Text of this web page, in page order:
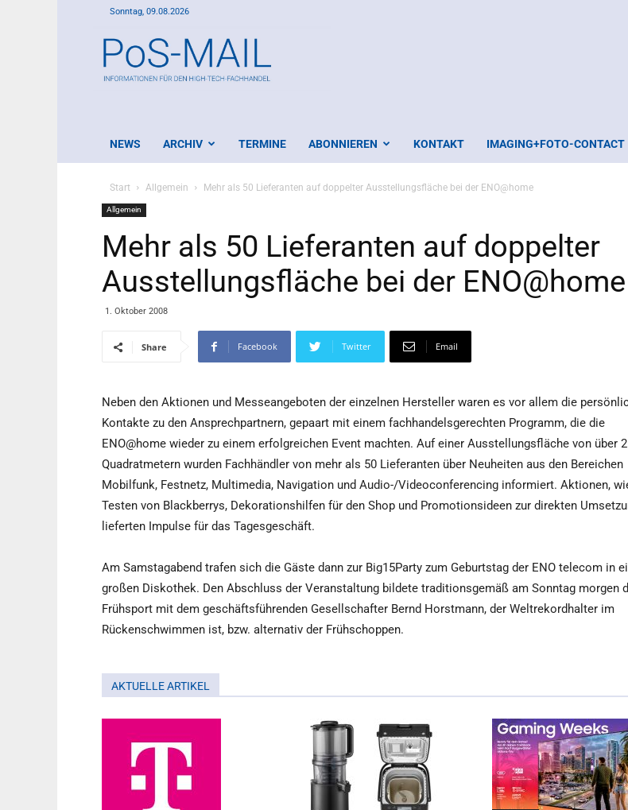
Sonntag, 09.08.2026
Mail
NEWS ARCHIV TERMINE ABONNIEREN KONTAKT IMAGING+FOTO-CONTACT
Start Allgemein Mehr als 50 Lieferanten auf doppelter Ausstellungsfläche bei der ENO@home
Allgemein
Mehr als 50 Lieferanten auf doppelter
Ausstellungsfläche bei der ENO@home
1. Oktober 2008
Share Facebook Twitter Email
Neben den Aktionen und Messeangeboten der einzelnen Hersteller waren es vor allem die
Kontakte zu den Ansprechpartnern, gepaart mit einem fachhandelsgerechten Programm, die die
ENO@home wieder zu einem erfolgreichen Event machten. Auf einer Ausstellungsfläche von über
Quadratmetern wurden Fachhändler von mehr als 50 Lieferanten über Neuheiten aus den Bereichen
Mobilfunk, Festnetz, Multimedia, Navigation und Audio-/Videoconferencing informiert. Aktionen,
Testen von Blackberrys, Dekorationshilfen für den Shop und Promotionsideen zur direkten
lieferten Impulse für das Tagesgeschäft.
Am Samstagabend trafen sich die Gäste dann zur Big15Party zum Geburtstag der ENO telecom in
großen Diskothek. Den Abschluss der Veranstaltung bildete traditionsgemäß am Sonntag morgen
Frühsport mit dem geschäftsführenden Gesellschafter Bernd Horstmann, der Weltrekordhalter im
Rückenschwimmen ist, bzw. alternativ der Frühschoppen.
AKTUELLE ARTIKEL